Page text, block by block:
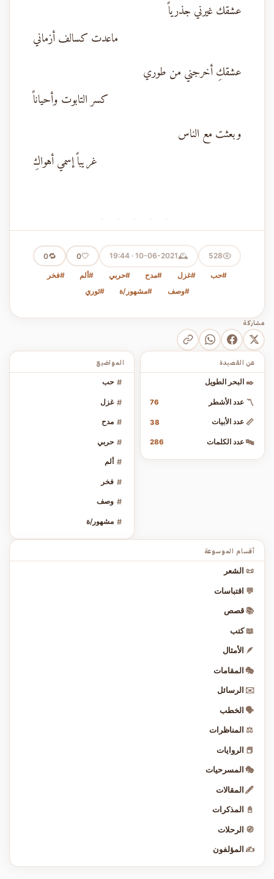
عشقك غيرني جذرياً
ماعدت كسالف أزماني
عشقكِ أخرجني من طوري
كسر التابوت وأحياناً
وبعثت مع الناس
غريباً إسمي أهواكِ
· · · · ·
528
🕰️
10-06-2021 · 19:44
🤍
0
🔁
0
#حب #غزل #مدح #حربي #ألم
#فخر
#وصف
#مشهور/ة #ثوري
مشاركة
المواضيع
# حب
# غزل
# مدح
# حربي
# ألم
# فخر
# وصف
# مشهور/ة
عن القصيدة
✒️ البحر الطويل
〽️ عدد الأشطر 76
📏 عدد الأبيات 38
🔤 عدد الكلمات 286
أقسام الموسوعة
📜 الشعر
💬 اقتباسات
📚 قصص
📖 كتب
🪶 الأمثال
🎭 المقامات
✉️ الرسائل
🗣️ الخطب
⚖️ المناظرات
📕 الروايات
🎭 المسرحيات
🖋️ المقالات
📓 المذكرات
🧭 الرحلات
✍️ المؤلفون